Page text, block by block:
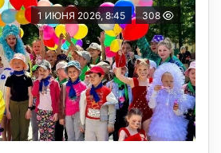
1 ИЮНЯ 2026, 8:45 308